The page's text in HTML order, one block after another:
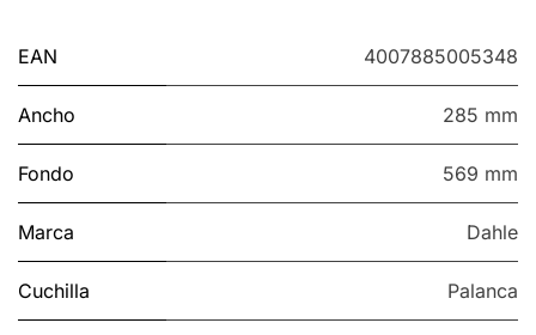
EAN 4007885005348
Ancho 285 mm
Fondo 569 mm
Marca Dahle
Cuchilla Palanca